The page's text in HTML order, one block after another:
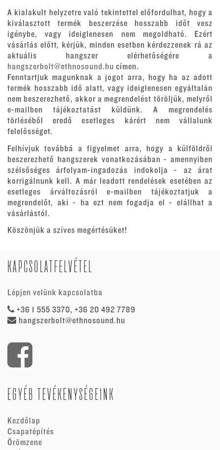
A kialakult helyzetre való tekintettel előfordulhat, hogy a
kiválasztott termék beszerzése hosszabb időt vesz
igénybe, vagy ideiglenesen nem megoldható. Ezért
vásárlás előtt, kérjük, minden esetben kérdezzenek rá az
aktuális hangszer elérhetőségére a
hangszerbolt@ethnosound.hu címen.
Fenntartjuk magunknak a jogot arra, hogy ha az adott
termék hosszabb idő alatt, vagy ideiglenesen egyáltalán
nem beszerezhető, akkor a megrendelést töröljük, melyről
e-mailben tájékoztatást küldünk. A megrendelés
törléséből eredő esetleges kárért nem vállalunk
felelősséget.
Felhívjuk továbbá a figyelmet arra, hogy a külföldről
beszerezhető hangszerek vonatkozásában - amennyiben
szélsőséges árfolyam-ingadozás indokolja - az árat
korrigálnunk kell. A már leadott rendelések esetében az
esetleges árváltozásról e-mailben tájékoztatjuk a
megrendelőt, aki - ha ezt nem fogadja el - elállhat a
vásárlástól.
Köszönjük a szíves megértésüket!
KAPCSOLATFELVÉTEL
Lépjen velünk kapcsolatba
+36 1 555 3370, +36 20 492 7789
hangszerbolt@ethnosound.hu
EGYÉB TEVÉKENYSÉGEINK
Kezdőlap
Csapatépítés
Örömzene